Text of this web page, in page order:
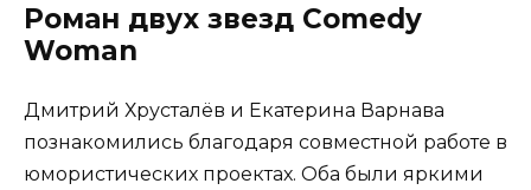
Роман двух звезд Comedy
Woman
Дмитрий Хрусталёв и Екатерина Варнава
познакомились благодаря совместной работе в
юмористических проектах. Оба были яркими